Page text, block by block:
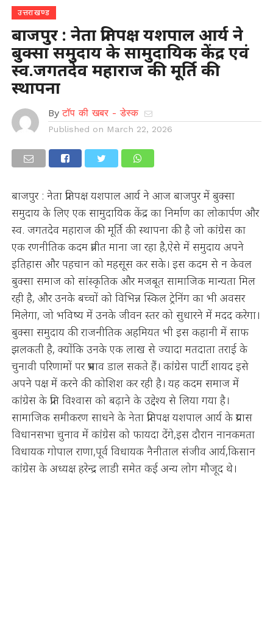
उत्तराखण्ड
बाजपुर : नेता प्रतिपक्ष यशपाल आर्य ने
बुक्सा समुदाय के सामुदायिक केंद्र एवं
स्व.जगतदेव महाराज की मूर्ति की
स्थापना
By टॉप की खबर - डेस्क
Published on March 22, 2026
बाजपुर : नेता प्रतिपक्ष यशपाल आर्य ने आज बाजपुर में बुक्सा
समुदाय के लिए एक सामुदायिक केंद्र का निर्माण का लोकार्पण और
स्व. जगतदेव महाराज की मूर्ति की स्थापना की है जो कांग्रेस का
एक रणनीतिक कदम प्रतीत माना जा रहा है,ऐसे में समुदाय अपने
इतिहास और पहचान को महसूस कर सके। इस कदम से न केवल
बुक्सा समाज को सांस्कृतिक और मजबूत सामाजिक मान्यता मिल
रही है, और उनके बच्चों को विभिन्न स्किल ट्रेनिंग का भी अवसर
मिलेगा, जो भविष्य में उनके जीवन स्तर को सुधारने में मदद करेगा।
बुक्सा समुदाय की राजनीतिक अहमियत भी इस कहानी में साफ
झलकती है, क्योंकि उनके एक लाख से ज्यादा मतदाता तराई के
चुनावी परिणामों पर प्रभाव डाल सकते हैं। कांग्रेस पार्टी शायद इसे
अपने पक्ष में करने की कोशिश कर रही है। यह कदम समाज में
कांग्रेस के प्रति विश्वास को बढ़ाने के उद्देश्य से लिया गया है।
सामाजिक समीकरण साधने के नेता प्रतिपक्ष यशपाल आर्य के प्रयास
विधानसभा चुनाव में कांग्रेस को फायदा देंगे,इस दौरान नानकमता
विधायक गोपाल राणा,पूर्व विधायक नैनीताल संजीव आर्य,किसान
कांग्रेस के अध्यक्ष हरेन्द्र लाडी समेत कई अन्य लोग मौजूद थे।